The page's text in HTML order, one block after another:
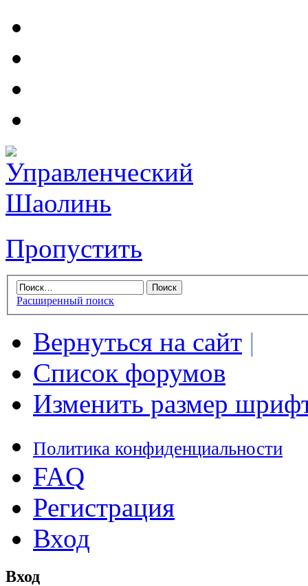
Пропустить
Расширенный поиск
Вернуться на сайт |
Список форумов
Изменить размер
Политика конфиденциальности
FAQ
Регистрация
Вход
Вход